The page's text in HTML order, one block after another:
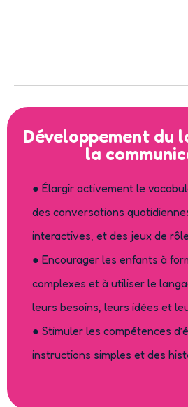
Développement du
la
● Élargir activement le
des conversations
interactives, et des jeux de
● Encourager les enfants à
complexes et à utiliser le
leurs besoins, leurs idées et
● Stimuler les compétences
instructions simples et des